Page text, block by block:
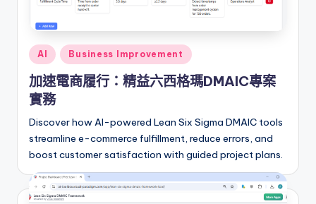
n
a
C
h
in
e
Posted
in
AI Business Improvement
加速電商履行：精益六西格瑪DMAIC專案
實務
Discover how AI-powered Lean Six Sigma DMAIC tools
streamline e-commerce fulfillment, reduce errors, and
boost customer satisfaction with guided project plans.